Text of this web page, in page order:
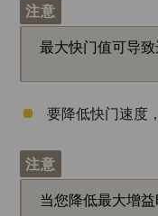
注意
最大快门值可导致
要降低快门速度
注意
当您降低最大增益